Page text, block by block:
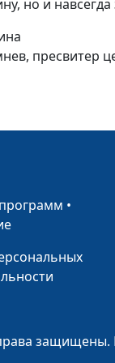
но и
пресвитер
•
защищены.